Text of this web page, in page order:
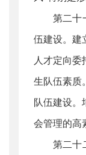
第二十
伍建设。建
人才定向
生队伍素质
队伍建设。
会管理的高
第二十